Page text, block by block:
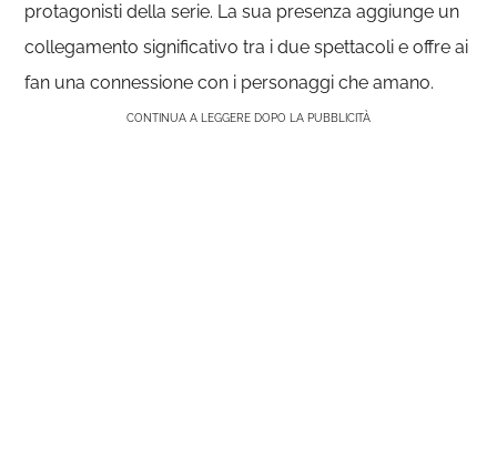
protagonisti della serie. La sua presenza aggiunge un
collegamento significativo tra i due spettacoli e offre ai
fan una connessione con i personaggi che amano.
CONTINUA A LEGGERE DOPO LA PUBBLICITÀ